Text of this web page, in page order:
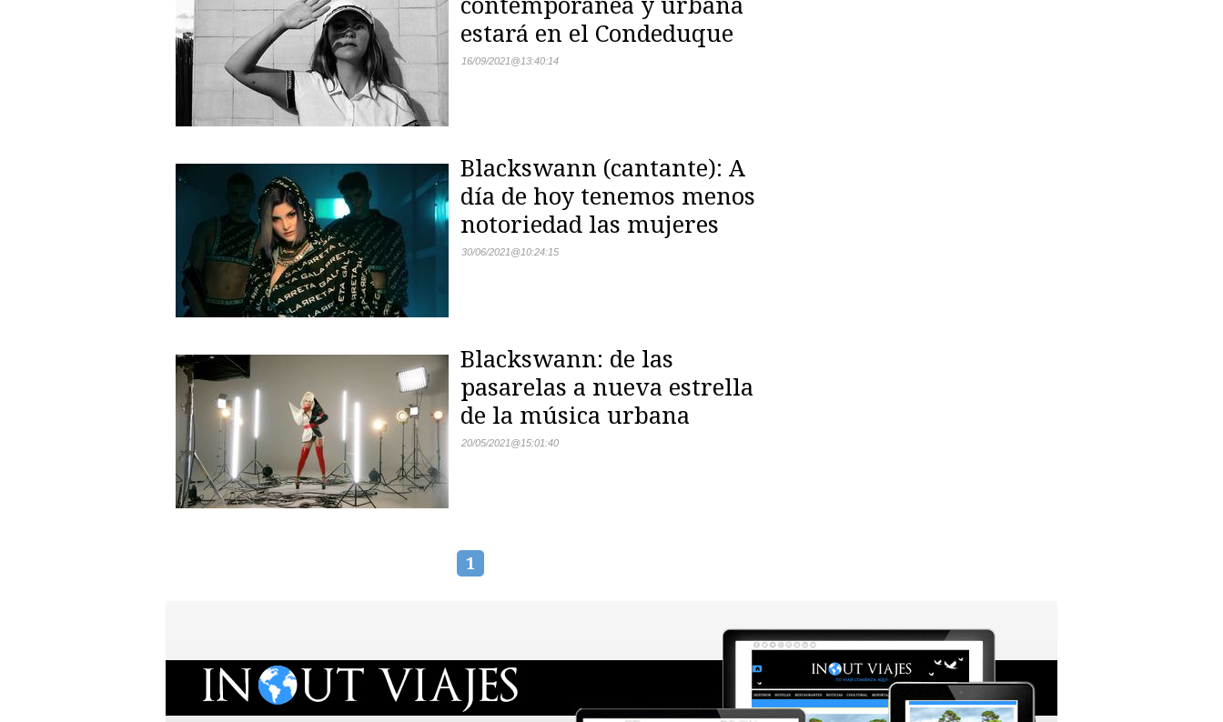
contemporánea y urbana
estará en el Condeduque
16/09/2021@13:40:14
Blackswann (cantante): A
día de hoy tenemos menos
notoriedad las mujeres
30/06/2021@10:24:15
Blackswann: de las
pasarelas a nueva estrella
de la música urbana
20/05/2021@15:01:40
1